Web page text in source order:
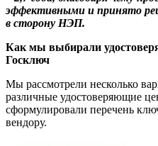
эффективными и принято
в сторону НЭП.
Как мы выбирали
Госключ
Мы рассмотрели несколько
различные удостоверяющие
сформулировали перечень
вендору.